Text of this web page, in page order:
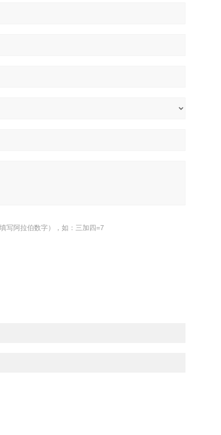
写阿拉伯数字），如：三加四=7